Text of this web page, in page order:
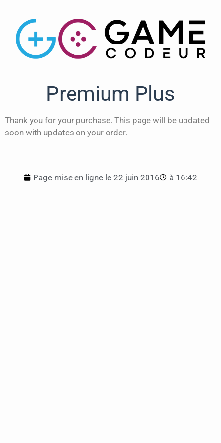
Premium Plus
Thank you for your purchase. This page will be updated
soon with updates on your order.
Page mise en ligne le 22 juin 2016 à 16:42